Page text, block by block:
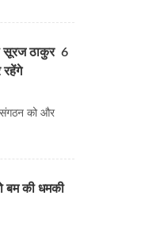
सूरज ठाकुर 6
रहेंगे
को और
बम की धमकी